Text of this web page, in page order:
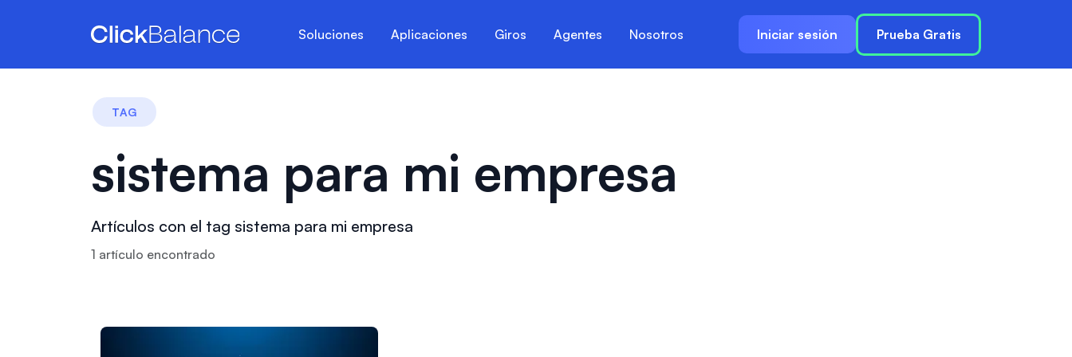
Soluciones Aplicaciones Giros Agentes Nosotros Iniciar sesión Prueba Gratis
TAG
sistema para mi empresa
Artículos con el tag sistema para mi empresa
1 artículo encontrado